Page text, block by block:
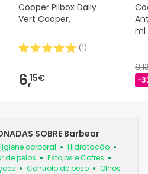
Cooper Pilbox Daily
Vert Cooper,
(1)
6,15€
ml
-
SOBRE Barbear
corporal
Hidratação
de pelos
Estojos e Cofres
Controlo de peso Olhos